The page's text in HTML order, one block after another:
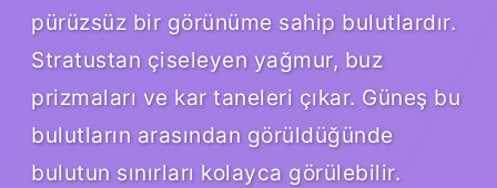
pürüzsüz bir görünüme sahip bulutlardır.
Stratustan çiseleyen yağmur, buz
prizmaları ve kar taneleri çıkar. Güneş bu
bulutların arasından görüldüğünde
bulutun sınırları kolayca görülebilir.